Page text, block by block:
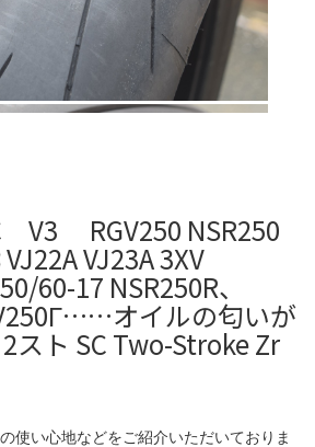
V3 RGV250 NSR250
VJ23A 3XV
60-17 NSR250R、
オイルの匂いが
スト SC Two-Stroke Zr
使い心地などをご紹介いただいておりま